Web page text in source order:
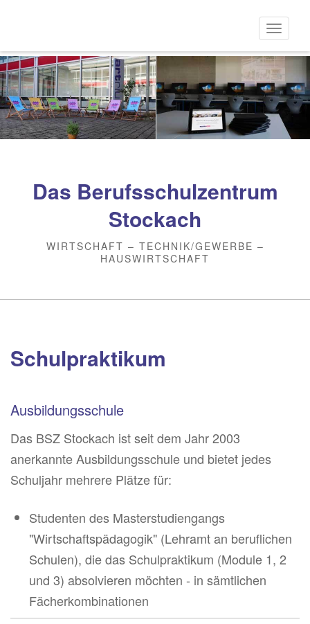
Inhalt
Das Berufsschulzentrum
Stockach
WIRTSCHAFT – TECHNIK/GEWERBE –
HAUSWIRTSCHAFT
Schulpraktikum
Ausbildungsschule
Das BSZ Stockach ist seit dem Jahr 2003
anerkannte Ausbildungsschule und bietet jedes
Schuljahr mehrere Plätze für:
Studenten des Masterstudiengangs
"Wirtschaftspädagogik" (Lehramt an beruflichen
Schulen), die das Schulpraktikum (Module 1, 2
und 3) absolvieren möchten - in sämtlichen
Fächerkombinationen